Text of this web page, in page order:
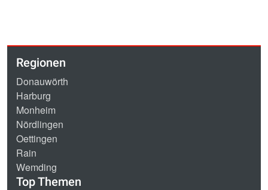
Regionen
Donauwörth
Harburg
Monheim
Nördlingen
Oettingen
Rain
Wemding
Top Themen